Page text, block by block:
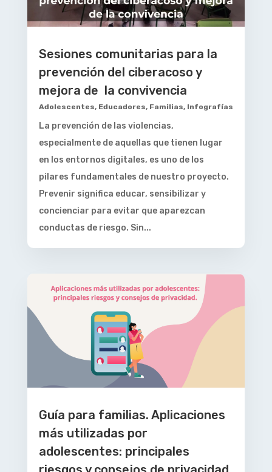
Sesiones comunitarias para la
prevención del ciberacoso y
mejora de la convivencia
Adolescentes, Educadores, Familias, Infografías
La prevención de las violencias,
especialmente de aquellas que tienen lugar
en los entornos digitales, es uno de los
pilares fundamentales de nuestro proyecto.
Prevenir significa educar, sensibilizar y
concienciar para evitar que aparezcan
conductas de riesgo. Sin...
Guía para familias. Aplicaciones
más utilizadas por
adolescentes: principales